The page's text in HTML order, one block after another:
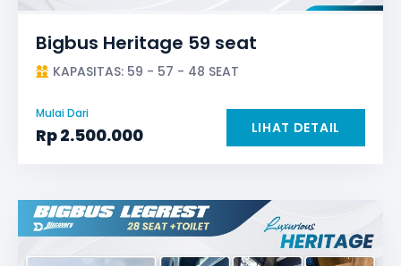
Bigbus Heritage 59 seat
KAPASITAS: 59 - 57 - 48 SEAT
Mulai Dari
Rp2.500.000 LIHAT DETAIL